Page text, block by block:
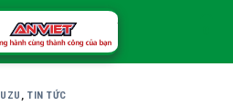
, TIN TỨC